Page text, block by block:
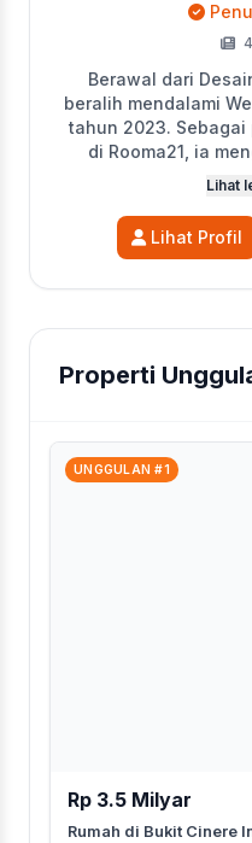
Berawal dari
beralih mendalami
tahun 2023.
di Rooma21, ia
digital perusahaan,
Sistem Titip Jual,
Katon juga aktif
Rooma21 yang
fokusnya adalah
Lihat
Lihat Profil
Properti
UNGGULAN #1
Rp 3.5 Milyar
Rumah di Bukit Cinere